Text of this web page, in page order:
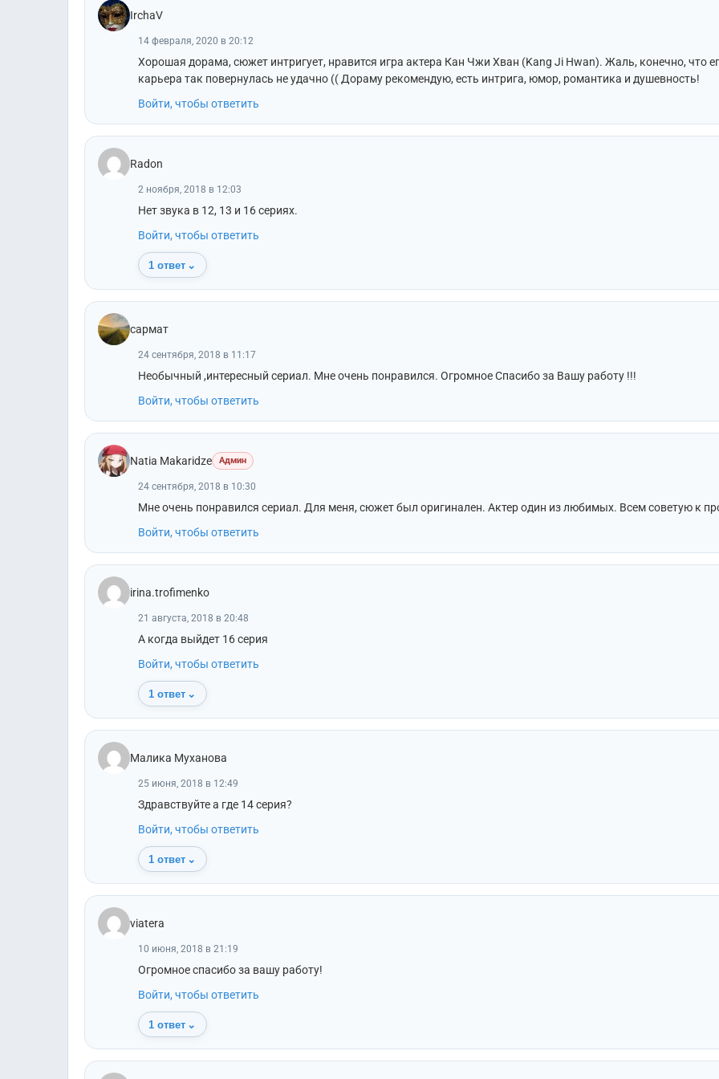
IrchaV
14 февраля, 2020 в 20:12
Хорошая дорама, сюжет интригует, нравится игра актера Кан Чжи Хван (Kang Ji Hwan). Жаль, конечно, что
карьера так повернулась не удачно (( Дораму рекомендую, есть интрига, юмор, романтика и душевность!
Войти, чтобы ответить
Radon
2 ноября, 2018 в 12:03
Нет звука в 12, 13 и 16 сериях.
Войти, чтобы ответить
1 ответ ⌄
сармат
24 сентября, 2018 в 11:17
Необычный ,интересный сериал. Мне очень понравился. Огромное Спасибо за Вашу работу !!!
Войти, чтобы ответить
Natia Makaridze Админ
24 сентября, 2018 в 10:30
Мне очень понравился сериал. Для меня, сюжет был оригинален. Актер один из любимых. Всем советую к
Войти, чтобы ответить
irina.trofimenko
21 августа, 2018 в 20:48
А когда выйдет 16 серия
Войти, чтобы ответить
1 ответ ⌄
Малика Муханова
25 июня, 2018 в 12:49
Здравствуйте а где 14 серия?
Войти, чтобы ответить
1 ответ ⌄
viatera
10 июня, 2018 в 21:19
Огромное спасибо за вашу работу!
Войти, чтобы ответить
1 ответ ⌄